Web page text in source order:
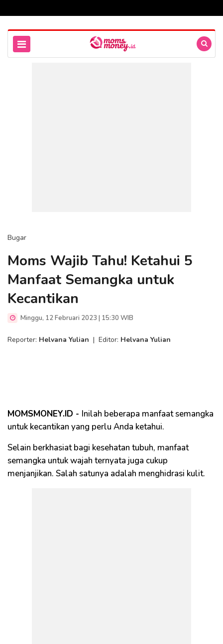
Bugar
Moms Wajib Tahu! Ketahui 5
Manfaat Semangka untuk
Kecantikan
Minggu, 12 Februari 2023 | 15:30 WIB
Reporter: Helvana Yulian | Editor: Helvana Yulian
MOMSMONEY.ID - Inilah beberapa manfaat semangka
untuk kecantikan yang perlu Anda ketahui.
Selain berkhasiat bagi kesehatan tubuh, manfaat
semangka untuk wajah ternyata juga cukup
menjanjikan. Salah satunya adalah menghidrasi kulit.